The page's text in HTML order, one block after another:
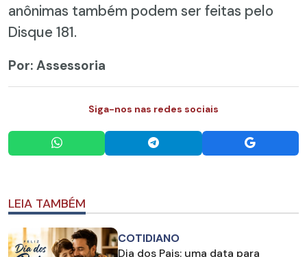
anônimas também podem ser feitas pelo
Disque 181.
Por: Assessoria
Siga-nos nas redes sociais
LEIA TAMBÉM
COTIDIANO
Dia dos Pais: uma data para